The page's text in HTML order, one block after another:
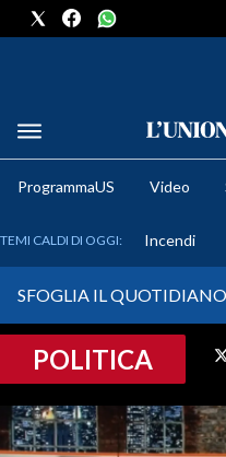
METEO
CRONACA SARDEGNA
PROVINCIA DI CAGLIARI
ProgrammaUS Video
TEMI CALDI DI OGGI: Incendi
SFOGLIA IL QUOTIDIANO
POLITICA